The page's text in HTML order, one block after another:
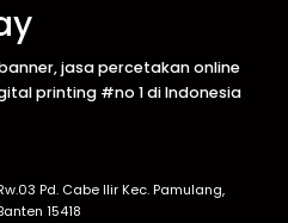
jasa percetakan online
printing #no 1 di Indonesia
Pd. Cabe Ilir Kec. Pamulang,
15418